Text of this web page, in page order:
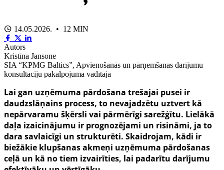
14.05.2026. • 12 MIN
Autors
Kristīna Jansone
SIA “KPMG Baltics”, Apvienošanās un pārņemšanas darījumu
konsultāciju pakalpojuma vadītāja
Lai gan uzņēmuma pārdošana trešajai pusei ir
daudzslāņains process, to nevajadzētu uztvert kā
nepārvaramu šķērsli vai pārmērīgi sarežģītu. Lielākā
daļa izaicinājumu ir prognozējami un risināmi, ja to
dara savlaicīgi un strukturēti. Skaidrojam, kādi ir
biežākie klupšanas akmeņi uzņēmuma pārdošanas
ceļā un kā no tiem izvairīties, lai padarītu darījumu